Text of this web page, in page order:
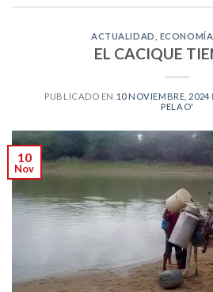
ACTUALIDAD ECONOMÍA
EL CACIQUE
PUBLICADO EN 10 NOVIEMBRE, 2024
PELAO'
10
Nov